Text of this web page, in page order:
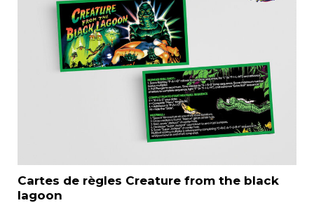
Cartes de règles Creature from the black
lagoon